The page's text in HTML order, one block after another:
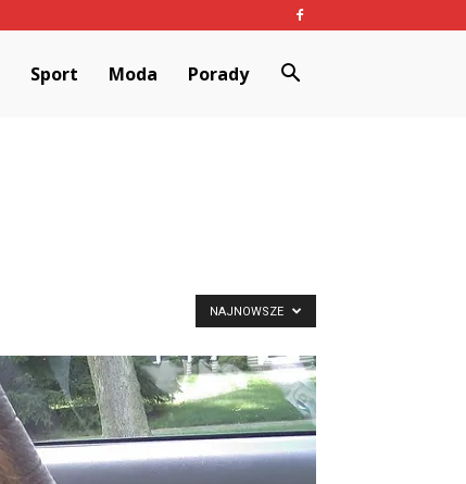
Sport Moda Porady
NAJNOWSZE